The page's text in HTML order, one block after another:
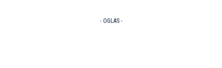
- OGLAS -